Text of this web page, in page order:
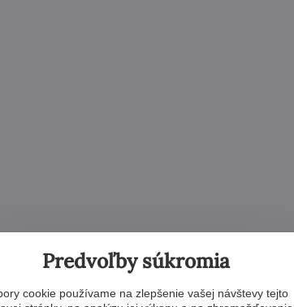
Predvoľby súkromia
cookie používame na zlepšenie vašej návštevy tejto